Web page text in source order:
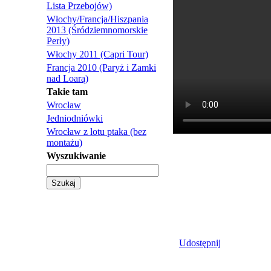
Lista Przebojów)
Włochy/Francja/Hiszpania
2013 (Śródziemnomorskie
Perły)
Włochy 2011 (Capri Tour)
Francja 2010 (Paryż i Zamki
nad Loarą)
Takie tam
Wrocław
Jedniodniówki
Wrocław z lotu ptaka (bez
montażu)
Wyszukiwanie
Udostępnij